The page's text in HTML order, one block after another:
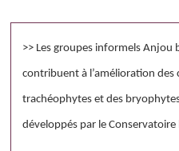
>> Les groupes informels
contribuent à l’amélioration des
trachéophytes et des
développés par le